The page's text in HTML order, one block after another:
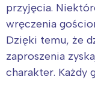
przyjęcia.
wręczenia
Dzięki temu, że
zaproszenia
charakter. Każdy